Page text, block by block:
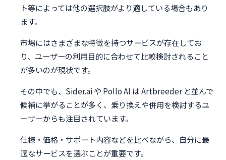
ト等によっては他の選択肢がより適している場合もあり
ます。
市場にはさまざまな特徴を持つサービスが存在してお
り、ユーザーの利用目的に合わせて比較検討されること
が多いのが現状です。
その中でも、Sider.ai や Pollo AI は Artbreeder と並んで
候補に挙がることが多く、乗り換えや併用を検討するユ
ーザーからも注目されています。
仕様・価格・サポート内容などを比べながら、自分に最
適なサービスを選ぶことが重要です。